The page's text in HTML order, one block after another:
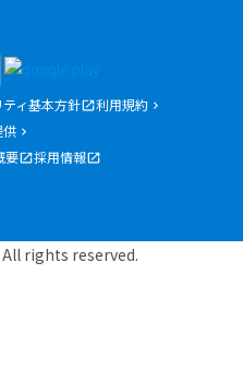
ィ基本方針
利用規約
供
要 採用情報
rights reserved.